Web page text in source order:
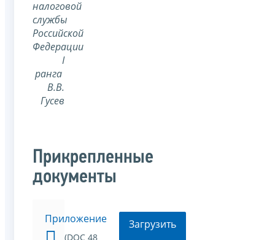
налоговой
службы
Российской
Федерации
I
ранга
В.В.
Гусев
Прикрепленные
документы
Приложение
(DOC 48
Загрузить